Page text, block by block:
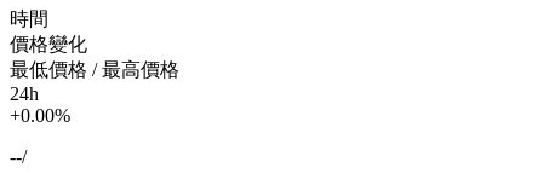
時間
價格變化
最低價格 / 最高價格
24h
+0.00%
--/